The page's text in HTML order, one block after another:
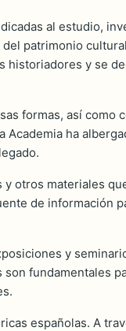
al estudio,
patrimonio
historiadores y se
formas, así como
ha
otros materiales
de información
y
fundamentales
españolas. A